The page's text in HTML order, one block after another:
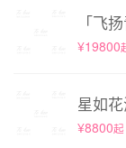
「飞
¥19800
星如
¥8800起